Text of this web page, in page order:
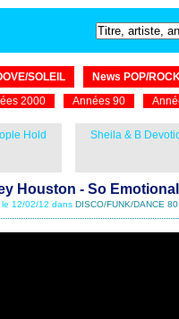
SOLEIL
News POP/
2000 Années 90
Hold
Sheila & B
Houston - So Emotional
le 12/02/12 dans DISCO/FUNK/DANCE 80